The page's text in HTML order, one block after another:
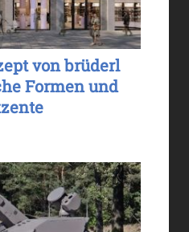
von brüderl
Formen und